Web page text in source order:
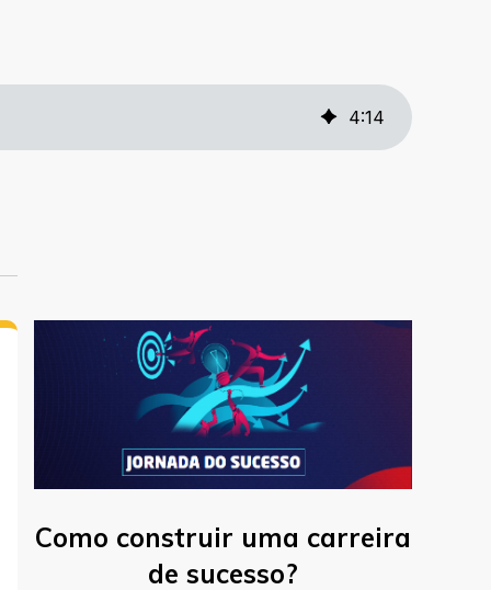
4:14
Como construir uma carreira
de sucesso?